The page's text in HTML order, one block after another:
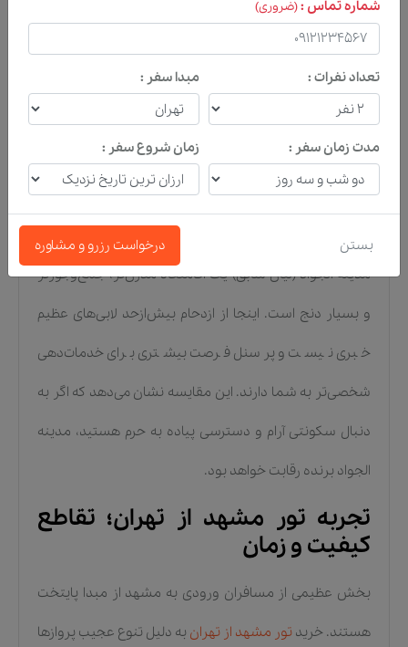
مسافر سخت‌پسندی که دغدغه
مقایسه یک ضرورت است. اگر بخواهیم مدینه الجواد را در
کنار گزینه‌های لوکسی مثل هتل قصر طلایی
رضا یاهتل الماس ۲ بررسی کنیم، متوجه یک تمایز کلیدی
می‌شویم؛ در حالی که آن هتل‌ها مجموعه‌هایی بسیار وسیع با
زرق‌وبرق‌های کلاسیک و تشریفات سنگین هستند، هتل
مدینه الجواد (لیان سابق) یک اقامتگاه مدرن‌تر، جمع‌وجورتر
و بسیار دنج است. اینجا از ازدحام بیش‌ازحد لابی‌های عظیم
خبری نیست و پرسنل فرصت بیشتری برای خدمات‌دهی
شخصی‌تر به شما دارند. این مقایسه نشان می‌دهد که اگر به
دنبال سکونتی آرام و دسترسی پیاده به حرم هستید، مدینه
الجواد برنده رقابت خواهد بود.
تجربه تور مشهد از تهران؛ تقاطع
کیفیت و زمان
بخش عظیمی از مسافران ورودی به مشهد از مبدا پایتخت
هستند. خرید تور مشهد از تهران به دلیل تنوع عجیب پروازها
شماره تماس :(ضروری)
تعداد نفرات : مبدا سفر :
مدت زمان سفر : زمان شروع سفر :
بستن درخواست رزرو و مشاوره